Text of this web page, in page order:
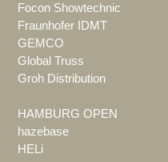
Focon Showtechnic
Fraunhofer IDMT
GEMCO
Global Truss
Groh Distribution
HAMBURG OPEN
hazebase
HELi